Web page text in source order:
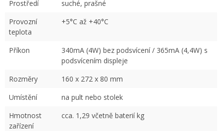
Prostředí
suché, prašné
Provozní
teplota
+5°C až +40°C
Příkon
340mA (4W) bez podsvícení / 365mA (4,4W) s
podsvícením displeje
Rozměry
160 x 272 x 80 mm
Umístění
na pult nebo stolek
Hmotnost
zařízení
cca. 1,29 včetně baterií kg